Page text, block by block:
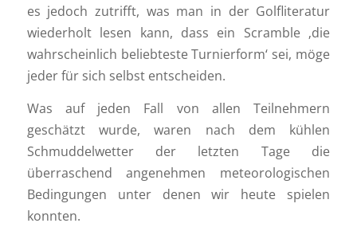
es jedoch zutrifft, was man in der Golfliteratur
wiederholt lesen kann, dass ein Scramble ‚die
wahrscheinlich beliebteste Turnierform‘ sei, möge
jeder für sich selbst entscheiden.
Was auf jeden Fall von allen Teilnehmern
geschätzt wurde, waren nach dem kühlen
Schmuddelwetter der letzten Tage die
überraschend angenehmen meteorologischen
Bedingungen unter denen wir heute spielen
konnten.